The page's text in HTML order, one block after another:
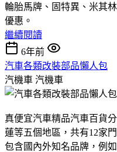
輪胎馬牌、固特異、米其
優惠。
繼續閱讀
6年前
汽車各類改裝部品懶人包
汽機車 汽機車
真便宜汽車精品汽車百貨
蓮等五個地區，共有12家
包含國內外知名品牌，例